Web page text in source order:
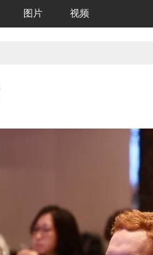
图片 视频